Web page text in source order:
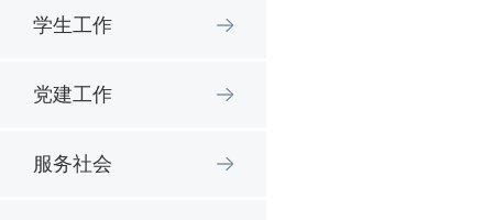
学生工作
党建工作
服务社会